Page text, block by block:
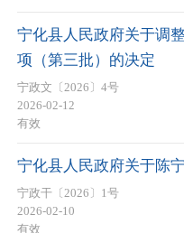
宁化县人民政府关于调
项（第三批）的决定
宁政文〔2026〕4号
2026-02-12
有效
宁化县人民政府关于陈
宁政干〔2026〕1号
2026-02-10
有效